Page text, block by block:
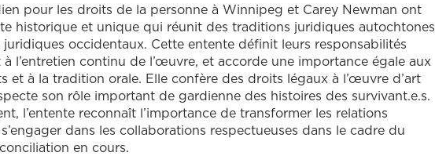
pour les droits de la personne à Winnipeg et Carey Newman ont
historique et unique qui réunit des traditions juridiques autochtones
occidentaux. Cette entente définit leurs responsabilités
l’entretien continu de l’œuvre, et accorde une importance égale aux
et à la tradition orale. Elle confère des droits légaux à l’œuvre d’art
son rôle important de gardienne des histoires des survivant.e.s.
l’entente reconnaît l’importance de transformer les relations
dans les collaborations respectueuses dans le cadre du
en cours.